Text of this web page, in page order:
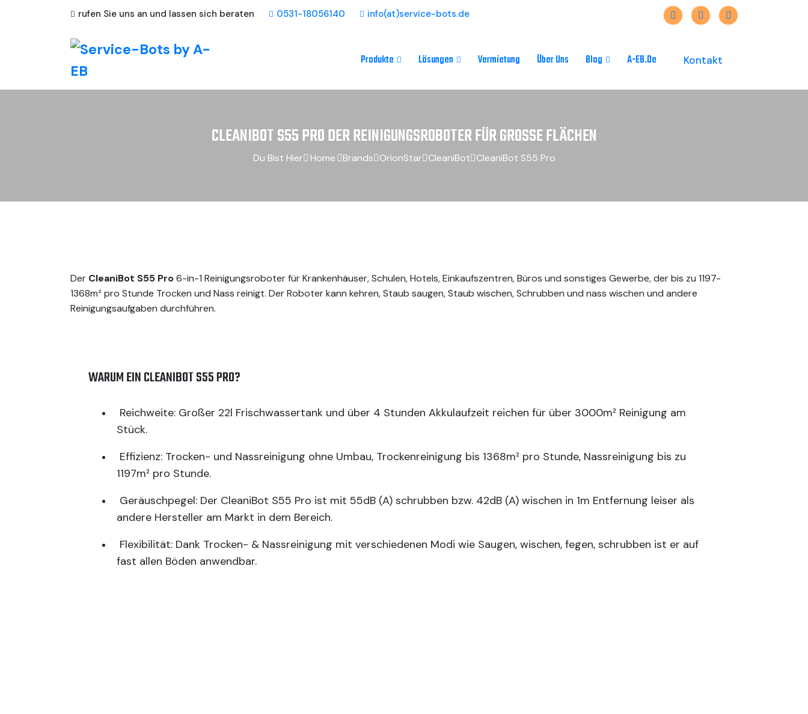
rufen Sie uns an und lassen sich beraten 0531-18056140 info(at)service-bots.de
Produkte Lösungen Vermietung Über Uns Blog A-EB.de Kontakt
CLEANIBOT S55 PRO DER REINIGUNGSROBOTER FÜR GROSSE FLÄCHEN
Du Bist Hier Home Brands OrionStar CleaniBot CleaniBot S55 Pro
Der CleaniBot S55 Pro6-in-1 Reinigungsroboter für Krankenhäuser, Schulen, Hotels, Einkaufszentren, Büros und sonstiges Gewerbe, der bis zu 1197-
1368m² pro Stunde Trocken und Nass reinigt. Der Roboter kann kehren, Staub saugen, Staub wischen, Schrubben und nass wischen und andere
Reinigungsaufgaben durchführen.
WARUM EIN CLEANIBOT S55 PRO?
Reichweite: Großer 22l Frischwassertank und über 4 Stunden Akkulaufzeit reichen für über 3000m² Reinigung am
Stück.
Effizienz: Trocken- und Nassreinigung ohne Umbau, Trockenreinigung bis 1368m² pro Stunde, Nassreinigung bis zu
1197m² pro Stunde.
Geräuschpegel: Der CleaniBot S55 Pro ist mit 55dB (A) schrubben bzw. 42dB (A) wischen in 1m Entfernung leiser als
andere Hersteller am Markt in dem Bereich.
Flexibilität: Dank Trocken- & Nassreinigung mit verschiedenen Modi wie Saugen, wischen, fegen, schrubben ist er auf
fast allen Böden anwendbar.